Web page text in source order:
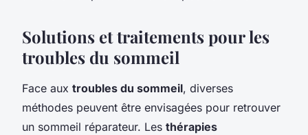
Solutions et traitements pour les
troubles du sommeil
Face aux troubles du sommeil, diverses
méthodes peuvent être envisagées pour retrouver
un sommeil réparateur. Les thérapies